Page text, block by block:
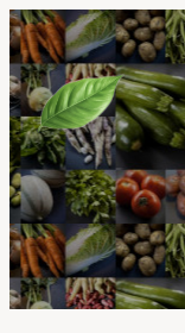
Aller
au
contenu